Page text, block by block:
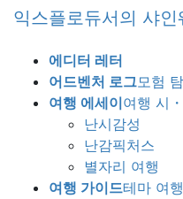
Skip
Skip
Navigation
익스플로듀서의 샤인
에디터 레터
어드벤처 로그모험
여행 에세이여행 시
난시감성
난감픽처스
별자리 여행
여행 가이드테마 여